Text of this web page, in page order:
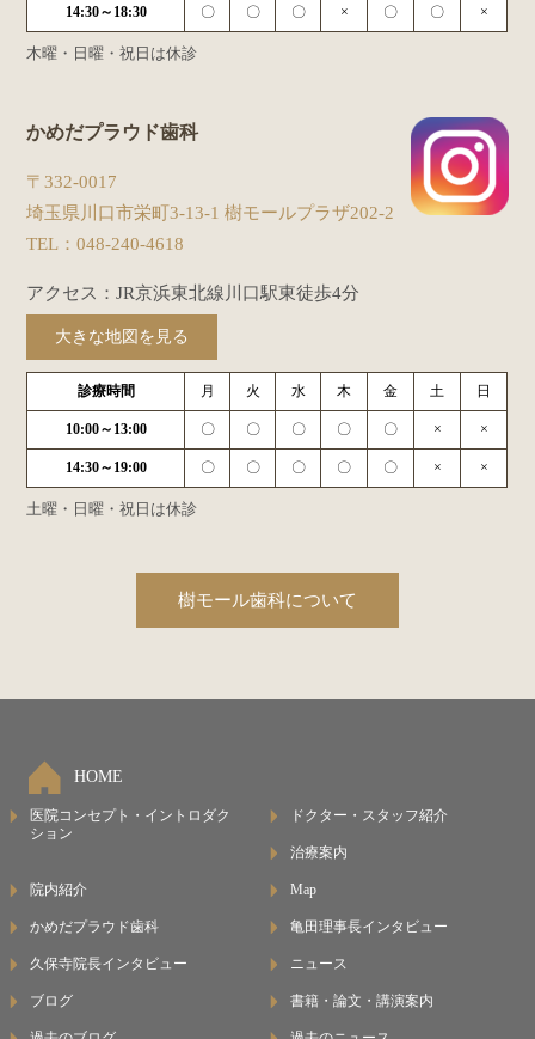
14:30～18:30 〇 〇 〇 × 〇 〇 ×
木曜・日曜・祝日は休診
かめだプラウド歯科
〒332-0017
埼玉県川口市栄町3-13-1 樹モールプラザ202-2
TEL：048-240-4618
アクセス：JR京浜東北線川口駅東徒歩4分
大きな地図を見る
診療時間 月 火 水 木 金 土 日
10:00～13:00 〇 〇 〇 〇 〇 × ×
14:30～19:00 〇 〇 〇 〇 〇 × ×
土曜・日曜・祝日は休診
樹モール歯科について
HOME
医院コンセプト・イントロダク
ション
ドクター・スタッフ紹介
治療案内
院内紹介 Map
かめだプラウド歯科 亀田理事長インタビュー
久保寺院長インタビュー ニュース
ブログ 書籍・論文・講演案内